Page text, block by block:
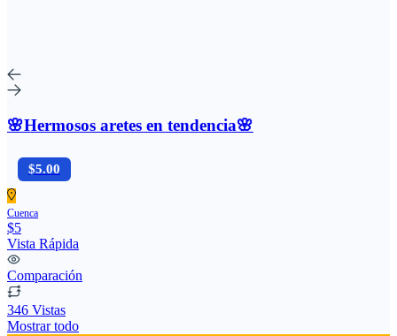
🌸Hermosos aretes en tendencia🌸
$5.00
Cuenca
$5
Vista Rápida
Comparación
346 Vistas
Mostrar todo